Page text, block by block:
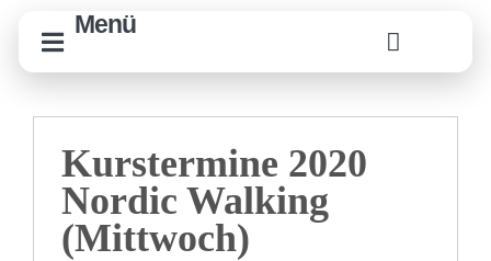
Inhalt
Menü
Kurstermine 2020
Nordic Walking
(Mittwoch)